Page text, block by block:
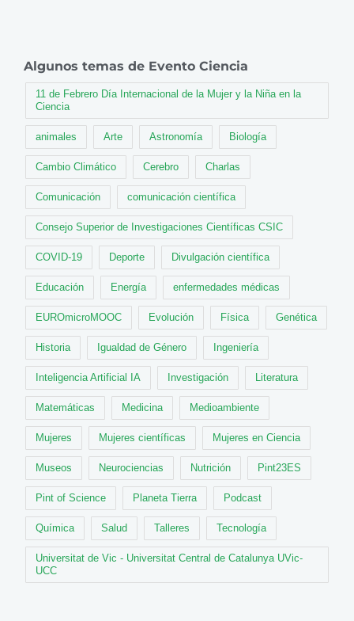
Algunos temas de Evento Ciencia
11 de Febrero Día Internacional de la Mujer y la Niña en la
Ciencia
animales Arte Astronomía Biología
Cambio Climático Cerebro Charlas
Comunicación comunicación científica
Consejo Superior de Investigaciones Científicas CSIC
COVID-19 Deporte Divulgación científica
Educación Energía enfermedades médicas
EUROmicroMOOC Evolución Física Genética
Historia Igualdad de Género Ingeniería
Inteligencia Artificial IA Investigación Literatura
Matemáticas Medicina Medioambiente
Mujeres Mujeres científicas Mujeres en Ciencia
Museos Neurociencias Nutrición Pint23ES
Pint of Science Planeta Tierra Podcast
Química Salud Talleres Tecnología
Universitat de Vic - Universitat Central de Catalunya UVic-
UCC